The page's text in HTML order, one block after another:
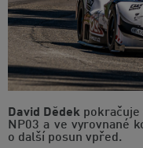
David Dědek pokračuje
NP03 a ve vyrovnané
o další posun vpřed.